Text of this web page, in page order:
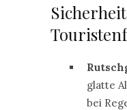
glatte
bei